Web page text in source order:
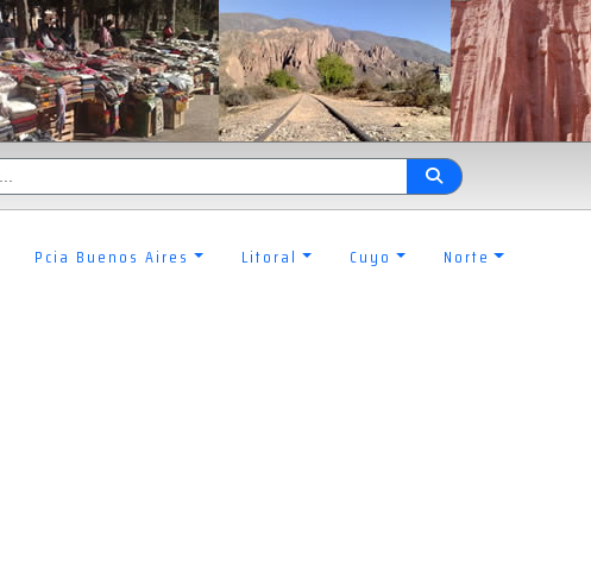
Pcia Buenos Aires Litoral Cuyo Norte